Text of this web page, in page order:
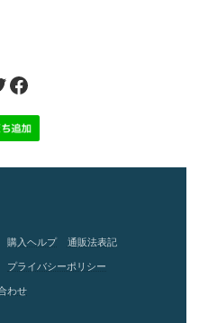
Facebook
購入ヘルプ 通販法表記
プライバシーポリシー
わせ